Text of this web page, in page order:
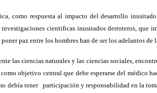
como respuesta al impacto del desarrollo
cientificas inusitados derroteros, que
paz entre los hombres han de ser los adelantos
las ciencias naturales y las ciencias sociales,
objetivo central que debe esperarse del médico
debía tener
participación y responsabilidad en la